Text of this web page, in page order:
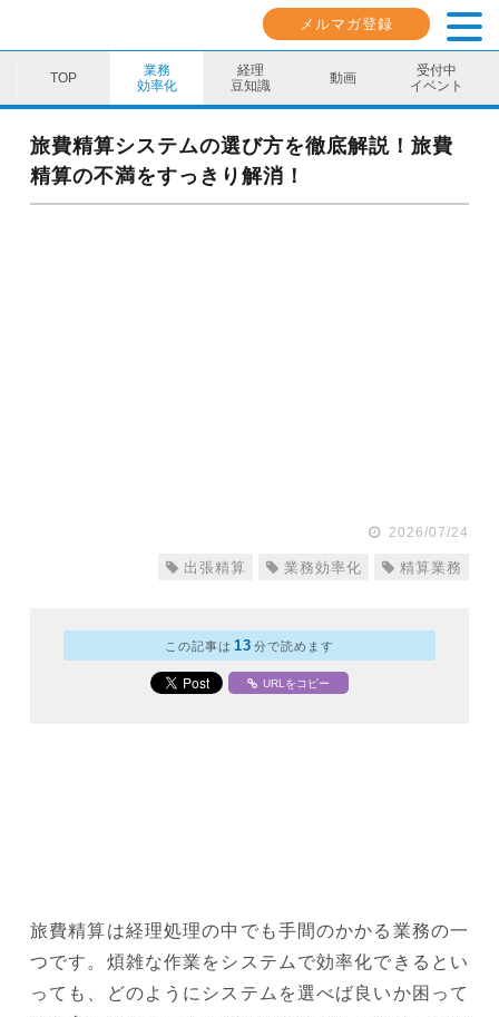
メルマガ登録
業務
効率化
経理
豆知識
動画
受付中
イベント
業務効率化
経理豆知識
旅費精算システムの選び方を徹底解説！旅費
精算の不満をすっきり解消！
2026/07/24
出張精算 業務効率化 精算業務
この記事は 13 分で読めます
URLをコピー
旅費精算は経理処理の中でも手間のかかる業務の一
つです。煩雑な作業をシステムで効率化できるとい
っても、どのようにシステムを選べば良いか困って